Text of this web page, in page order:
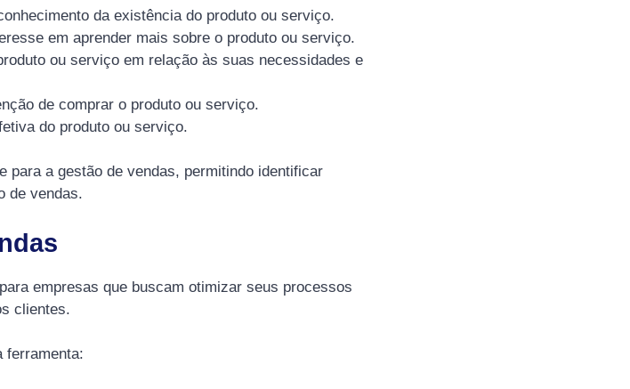
da existência do produto ou serviço.
em aprender mais sobre o produto ou serviço.
ou serviço em relação às suas necessidades e
de comprar o produto ou serviço.
do produto ou serviço.
para a gestão de vendas, permitindo identificar
de vendas.
empresas que buscam otimizar seus processos
clientes.
ferramenta: